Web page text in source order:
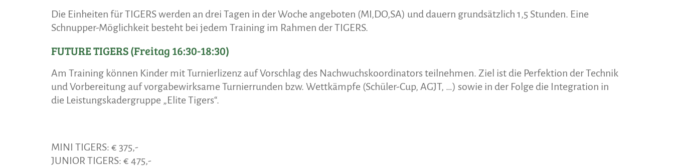
Die Einheiten für TIGERS werden an drei Tagen in der Woche angeboten (MI,DO,SA) und dauern grundsätzlich 1,5 Stunden. Eine
Schnupper-Möglichkeit besteht bei jedem Training im Rahmen der TIGERS.
FUTURE TIGERS (Freitag 16:30-18:30)
Am Training können Kinder mit Turnierlizenz auf Vorschlag des Nachwuchskoordinators teilnehmen. Ziel ist die Perfektion der Technik
und Vorbereitung auf vorgabewirksame Turnierrunden bzw. Wettkämpfe (Schüler-Cup, AGJT, …) sowie in der Folge die Integration in
die Leistungskadergruppe „Elite Tigers“.
MINI TIGERS: € 375,-
JUNIOR TIGERS: € 475,-